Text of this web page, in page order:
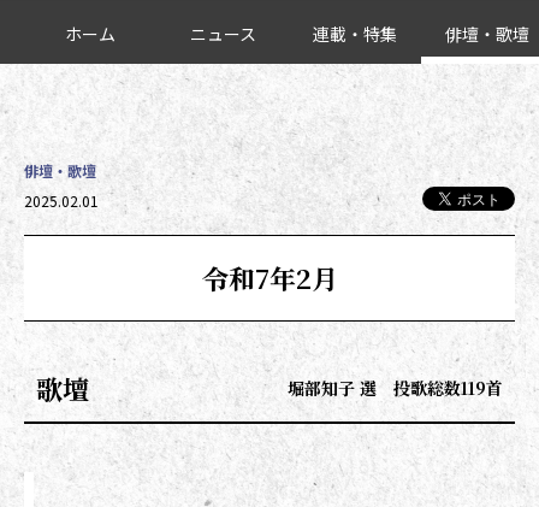
カテゴリーナビゲーション
ホーム ニュース 連載・特集 俳壇・歌壇
令和7年2月
俳壇・歌壇
投稿日時
2025.02.01
歌壇 堀部知子 選 投歌総数119首